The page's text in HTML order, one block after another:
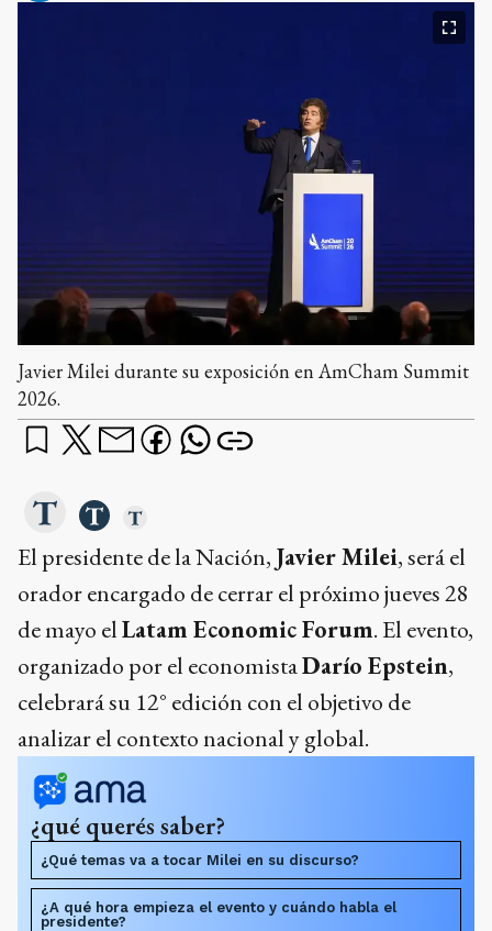
Javier Milei durante su exposición en AmCham Summit
2026.
El presidente de la Nación, Javier Milei, será el
orador encargado de cerrar el próximo jueves 28
de mayo elLatam Economic Forum. El evento,
organizado por el economistaDarío Epstein,
celebrará su 12° edición con el objetivo de
analizar el contexto nacional y global.
¿qué querés saber?
¿Qué temas va a tocar Milei en su discurso?
¿A qué hora empieza el evento y cuándo habla el
presidente?